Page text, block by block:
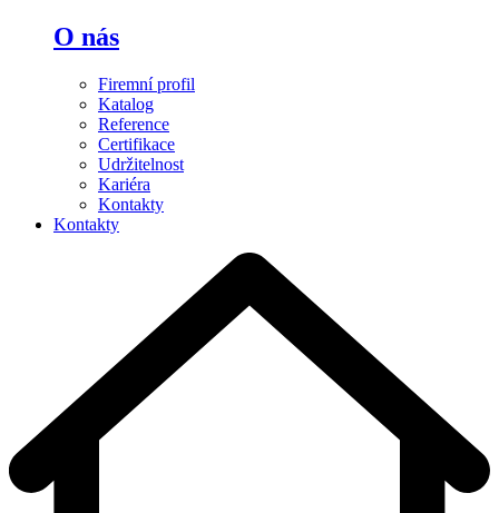
O nás
Firemní profil
Katalog
Reference
Certifikace
Udržitelnost
Kariéra
Kontakty
Kontakty